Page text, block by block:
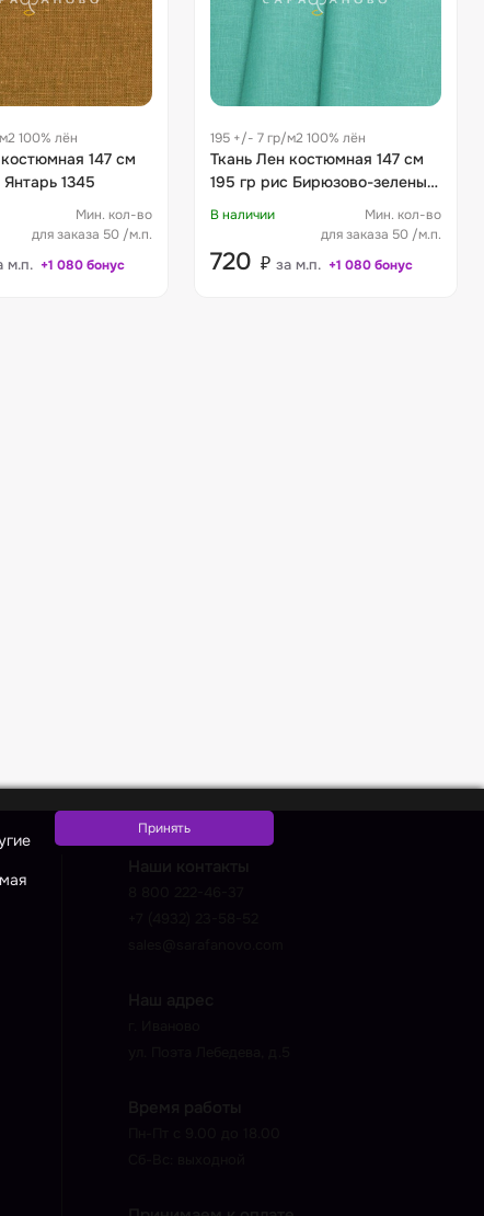
100% лён
147 см
1345
Мин. кол-во
для заказа 50 /м.п.
м.п. +1 080 бонус
195 +/- 7 гр/м2 100% лён
Ткань Лен костюмная 147 см
195 гр рис Бирюзово-зеленый
314
В наличии
Мин. кол-во
для заказа 50 /м.п.
720 ₽ за м.п. +1 080 бонус
Наши контакты
Наш адрес
Время работы